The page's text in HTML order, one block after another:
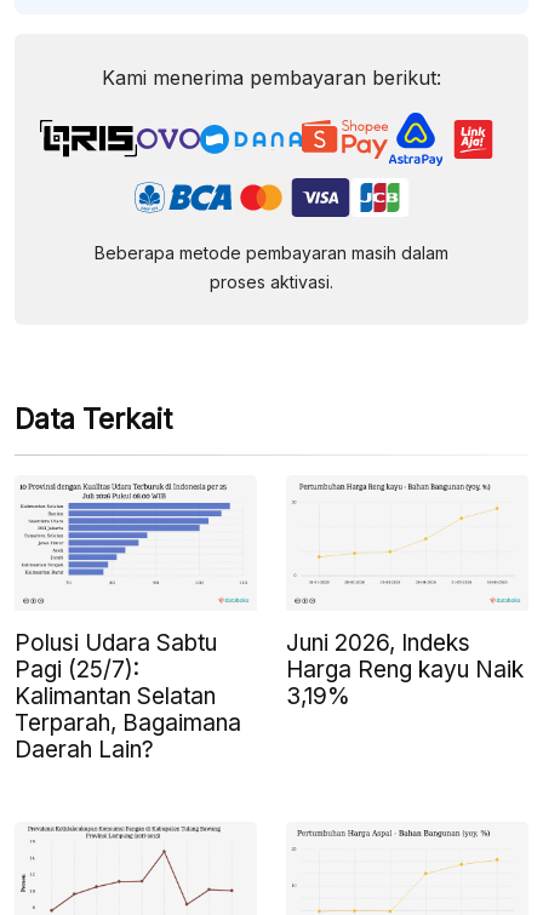
Kami menerima pembayaran berikut:
Beberapa metode pembayaran masih dalam
proses aktivasi.
Data Terkait
Polusi Udara Sabtu
Pagi (25/7):
Kalimantan Selatan
Terparah, Bagaimana
Daerah Lain?
Juni 2026, Indeks
Harga Reng kayu Naik
3,19%